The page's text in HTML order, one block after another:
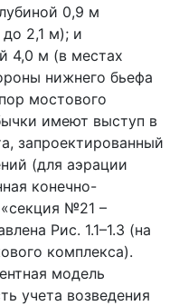
0,9 м
2,1 м); и
4,0 м (в местах
нижнего бьефа
мостового
имеют выступ в
запроектированный
(для аэрации
конечно-
№21 –
Рис. 1.1–1.3 (на
комплекса).
модель
учета возведения